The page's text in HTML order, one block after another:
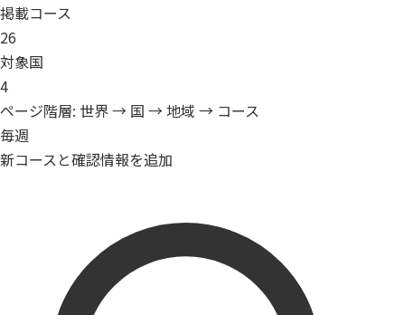
掲載コース
26
対象国
4
ページ階層: 世界 → 国 → 地域 → コース
毎週
新コースと確認情報を追加